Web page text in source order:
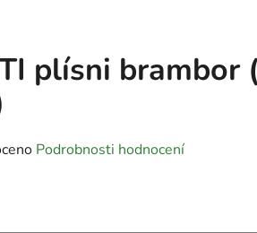
plísni brambor
Podrobnosti hodnocení